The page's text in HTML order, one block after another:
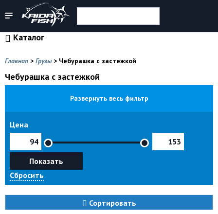
Каталог
Главная > Грузы> Чебурашка с застежкой
Чебурашка с застежкой
Развернуть весь фильтр
Цена
Показать
Сбросить
Сортировать